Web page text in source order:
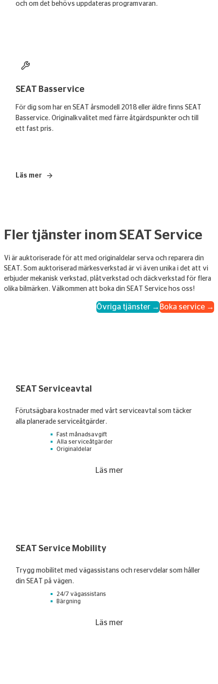
och om det behövs uppdateras programvaran.
SEAT Basservice
För dig som har en SEAT årsmodell 2018 eller äldre finns SEAT
Basservice. Originalkvalitet med färre åtgärdspunkter och till
ett fast pris.
Läs mer
– SEAT Basservice
Fler tjänster inom SEAT Service
Vi är auktoriserade för att med originaldelar serva och reparera din
SEAT. Som auktoriserad märkesverkstad är vi även unika i det att vi
erbjuder mekanisk verkstad, plåtverkstad och däckverkstad för flera
olika bilmärken. Välkommen att boka din SEAT Service hos oss!
Övriga tjänster → Boka service →
SEAT Serviceavtal
Förutsägbara kostnader med vårt serviceavtal som täcker
alla planerade serviceåtgärder.
Fast månadsavgift
Alla serviceåtgärder
Originaldelar
Läs mer
SEAT Service Mobility
Trygg mobilitet med vägassistans och reservdelar som håller
din SEAT på vägen.
24/7 vägassistans
Bärgning
Läs mer